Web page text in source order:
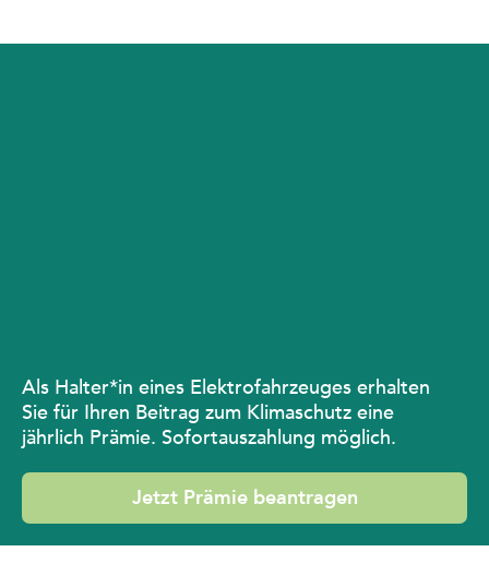
Als Halter*in eines Elektrofahrzeuges erhalten
Sie für Ihren Beitrag zum Klimaschutz eine
jährlich Prämie. Sofortauszahlung möglich.
Jetzt Prämie beantragen